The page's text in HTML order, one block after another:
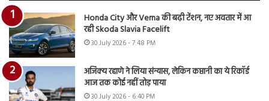
Honda City और Verna की बढ़ी टेंशन, नए अवतार में आ
रही Skoda Slavia Facelift
30 July 2026 - 7:48 PM
अजिंक्य रहाणे ने लिया संन्यास, लेकिन कप्तानी का ये रिकॉर्ड
आज तक कोई नहीं तोड़ पाया
30 July 2026 - 6:40 PM